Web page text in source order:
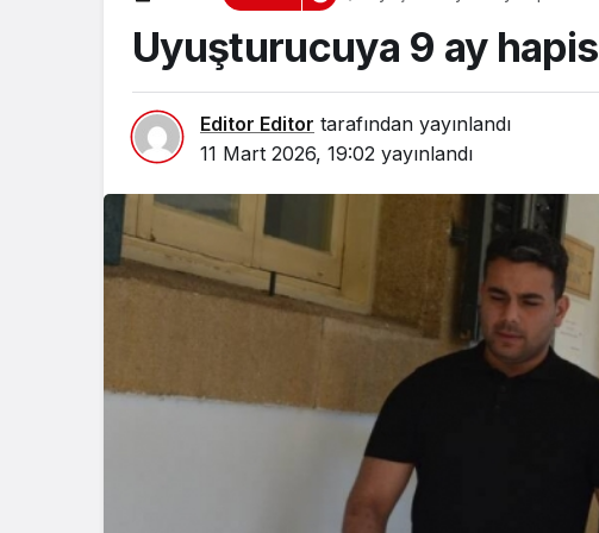
Uyuşturucuya 9 ay hapis
Editor Editor tarafından yayınlandı
11 Mart 2026, 19:02 yayınlandı